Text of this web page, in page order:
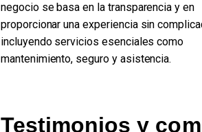
negocio se basa en la transparencia y en
proporcionar una experiencia sin
incluyendo servicios esenciales como
mantenimiento, seguro y asistencia.
Testimonios y